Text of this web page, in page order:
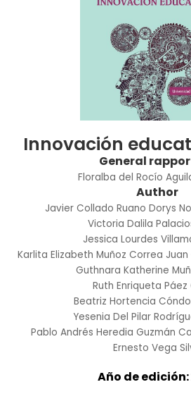
Innovación
General
Floralba del Rocío
Author
Javier Collado Ruano Dorys
Victoria Dalila
Jessica Lourdes
Karlita Elizabeth Muñoz Correa
Guthnara Katherine
Ruth Enriqueta Páez
Beatriz Hortencia
Yesenia Del Pilar
Pablo Andrés Heredia Guzmán
Ernesto Vega
Año de edición: